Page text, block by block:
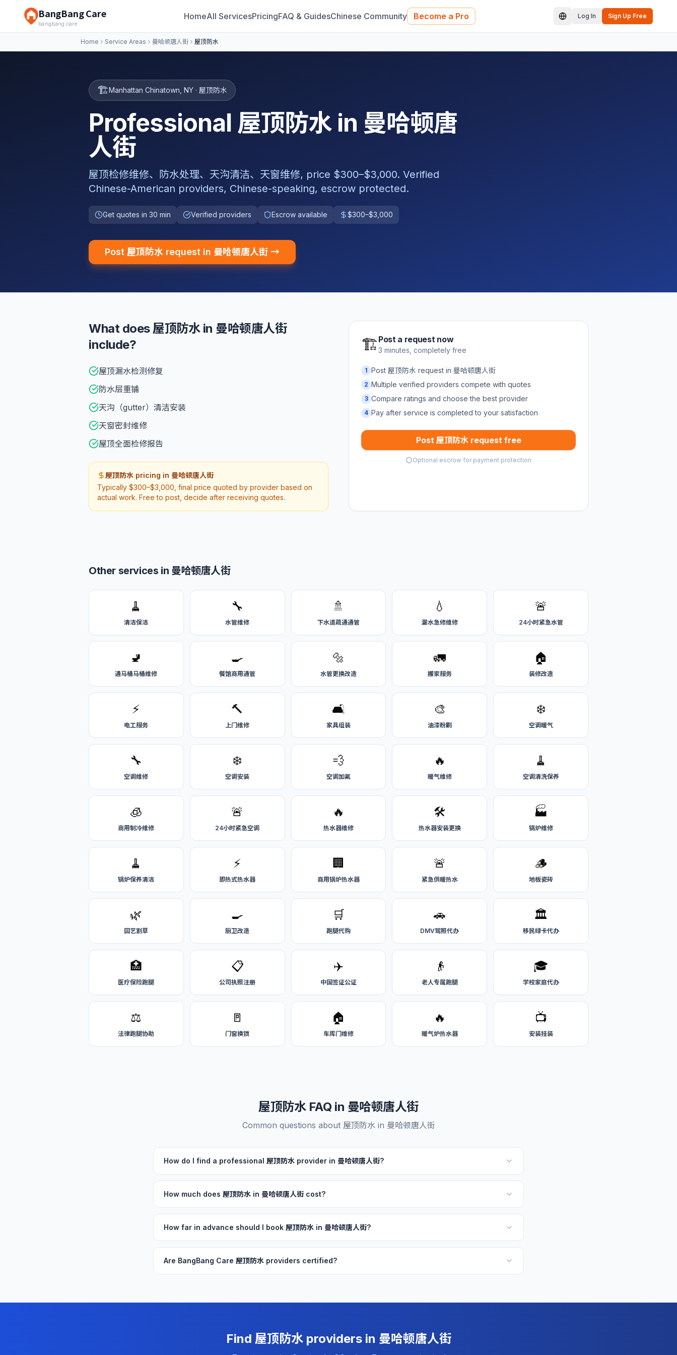
BangBang Care
bangbang.care
HomeAll ServicesPricingFAQ & GuidesChinese Community Become a Pro Log In Sign Up Free
Home Service Areas 曼哈顿唐人街 屋顶防水
🏗️Manhattan Chinatown NY · 屋顶防水
Professional 屋顶防水 in 曼哈顿唐
人街
屋顶检修维修、防水处理、天沟清洁、天窗维修, price $300–$3,000. Verified
Chinese-American providers, Chinese-speaking, escrow protected.
Get quotes in 30 min Verified providers Escrow available $300–$3,000
Post 屋顶防水 request in 曼哈顿唐人街 →
What does 屋顶防水 in 曼哈顿唐人街
include?
屋顶漏水检测修复
防水层重铺
天沟（gutter）清洁安装
天窗密封维修
屋顶全面检修报告
屋顶防水 pricing in 曼哈顿唐人街
Typically $300–$3,000, final price quoted by provider based on
actual work. Free to post, decide after receiving quotes.
🏗️ Post a request now
3 minutes, completely free
1 Post 屋顶防水 request in 曼哈顿唐人街
2 Multiple verified providers compete with quotes
3 Compare ratings and choose the best provider
4 Pay after service is completed to your satisfaction
Post 屋顶防水 request free
Optional escrow for payment protection
Other services in 曼哈顿唐人街
🧹
清洁保洁
🔧
水管维修
🚿
下水道疏通通管
💧
漏水急修维修
🚨
24小时紧急水管
🚽
通马桶马桶维修
🍳
餐馆商用通管
🔩
水管更换改造
🚛
搬家服务
🏠
装修改造
⚡
电工服务
🔨
上门维修
🛋️
家具组装
🎨
油漆粉刷
❄️
空调暖气
🔧
空调维修
❄️
空调安装
💨
空调加氟
🔥
暖气维修
🧹
空调清洗保养
🧊
商用制冷维修
🚨
24小时紧急空调
🔥
热水器维修
🛠️
热水器安装更换
🏭
锅炉维修
🧹
锅炉保养清洁
⚡
即热式热水器
🏢
商用锅炉热水器
🚨
紧急供暖热水
🪵
地板瓷砖
🌿
园艺割草
🍳
厨卫改造
🛒
跑腿代购
🚗
DMV驾照代办
🏛️
移民绿卡代办
🏥
医疗保险跑腿
📋
公司执照注册
✈️
中国签证公证
👴
老人专属跑腿
🎓
学校家庭代办
⚖️
法律跑腿协助
🚪
门窗换锁
🏠
车库门维修
🔥
暖气炉热水器
📺
安装挂装
屋顶防水 FAQ in 曼哈顿唐人街
Common questions about 屋顶防水 in 曼哈顿唐人街
How do I find a professional 屋顶防水 provider in 曼哈顿唐人街?
How much does 屋顶防水 in 曼哈顿唐人街 cost?
How far in advance should I book 屋顶防水 in 曼哈顿唐人街?
Are BangBang Care 屋顶防水 providers certified?
Find 屋顶防水 providers in 曼哈顿唐人街